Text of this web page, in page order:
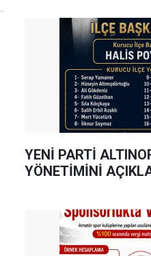
YENİ PARTİ
YÖNETİMİNİ